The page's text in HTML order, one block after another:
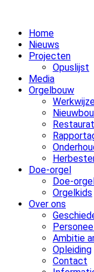
Home
Nieuws
Projecten
Opuslijst
Media
Orgelbouw
Doe-orgel
Doe-
Orgelkids
Over ons
Ambitie
Opleiding
Contact